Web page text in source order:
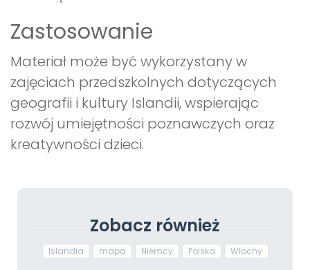
Zastosowanie
Materiał może być wykorzystany w
zajęciach przedszkolnych dotyczących
geografii i kultury Islandii, wspierając
rozwój umiejętności poznawczych oraz
kreatywności dzieci.
Zobacz również
Islandia mapa Niemcy Polska Włochy